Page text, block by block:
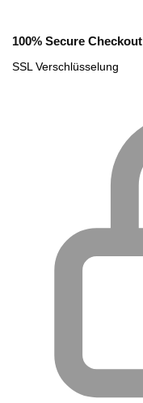
100% Secure Checkout
SSL Verschlüsselung